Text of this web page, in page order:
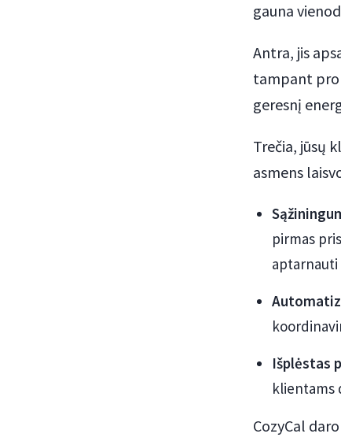
gauna
Antra, jis
tampant
geresnį
Trečia, jūsų
asmens
pirmas
Išplėstas
klientams
CozyCal